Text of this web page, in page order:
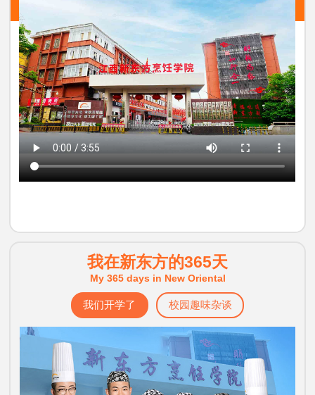
我在新东方的365天
My 365 days in New Oriental
我们开学了 校园趣味杂谈